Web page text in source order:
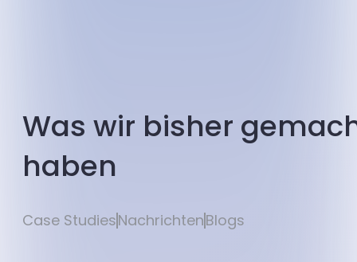
Was wir bisher
haben
Case StudiesNachrichtenBlogs